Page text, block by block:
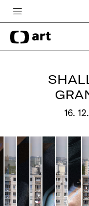
Česká televize
Zpravodajství
Vše o ČT
16.